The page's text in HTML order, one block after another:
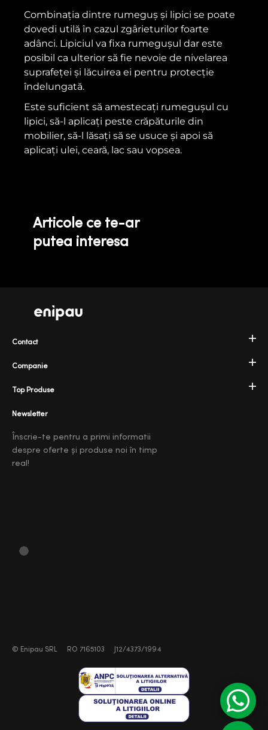
Combinația dintre rumeguș și lipici se poate
dovedi utilă în cazul zgârieturilor foarte
adânci. Lipiciul va fixa rumegușul dar este
posibil ca ulterior să fie nevoie de nivelarea
suprafeței și lăcuirea ei pentru protecție
îndelungată.
Este suficient să amestecați rumegușul cu
lipici, să-l aplicați peste crăpăturile din
mobilier, să-l lăsați să se usuce și apoi să
aplicați ulei, ceară, lac sau vopsea.
Articole ce te-ar
putea interesa
Companie
Top Produse
Contact
Newsletter
Înscrie-te pentru a primi informatii
despre oferte și produse noi în timp
real!
© Enipau SRL RO 7165103 J12/4373/1994